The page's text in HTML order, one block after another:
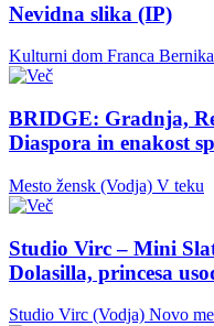
Nevidna slika (IP)
Kulturni dom Franca
BRIDGE: Gradnja,
Diaspora in enakost
Mesto žensk (Vodja) V teku
Studio Virc – Mini
Dolasilla, princesa
Studio Virc (Vodja) Novo